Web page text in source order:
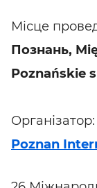
Місце
Познань,
Poznańskie
Організатор:
Poznan